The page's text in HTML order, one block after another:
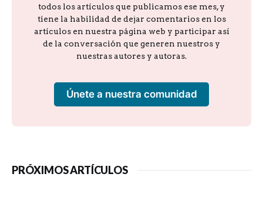
todos los artículos que publicamos ese mes, y
tiene la habilidad de dejar comentarios en los
artículos en nuestra página web y participar así
de la conversación que generen nuestros y
nuestras autores y autoras.
Únete a nuestra comunidad
PRÓXIMOS ARTÍCULOS